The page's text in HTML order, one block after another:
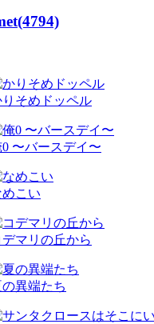
りそめドッペル
〜バースデイ〜
めこい
デマリの丘から
の異端たち